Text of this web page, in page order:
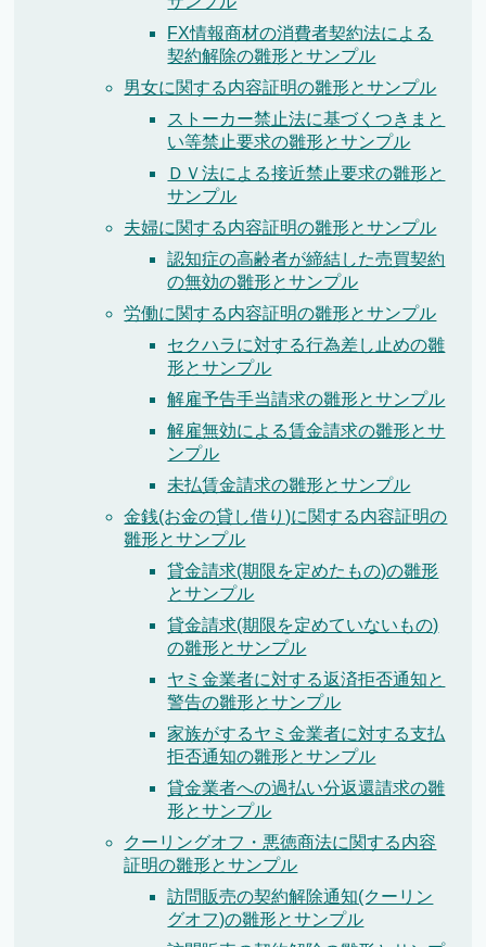
FX情報商材の消費者契約法による
契約解除の雛形とサンプル
男女に関する内容証明の雛形とサンプル
ストーカー禁止法に基づくつきまと
い等禁止要求の雛形とサンプル
ＤＶ法による接近禁止要求の雛形と
サンプル
夫婦に関する内容証明の雛形とサンプル
認知症の高齢者が締結した売買契約
の無効の雛形とサンプル
労働に関する内容証明の雛形とサンプル
セクハラに対する行為差し止めの雛
形とサンプル
解雇予告手当請求の雛形とサンプル
解雇無効による賃金請求の雛形とサ
ンプル
未払賃金請求の雛形とサンプル
金銭(お金の貸し借り)に関する内容証明の
雛形とサンプル
貸金請求(期限を定めたもの)の雛形
とサンプル
貸金請求(期限を定めていないもの)
の雛形とサンプル
ヤミ金業者に対する返済拒否通知と
警告の雛形とサンプル
家族がするヤミ金業者に対する支払
拒否通知の雛形とサンプル
貸金業者への過払い分返還請求の雛
形とサンプル
クーリングオフ・悪徳商法に関する内容
証明の雛形とサンプル
訪問販売の契約解除通知(クーリン
グオフ)の雛形とサンプル